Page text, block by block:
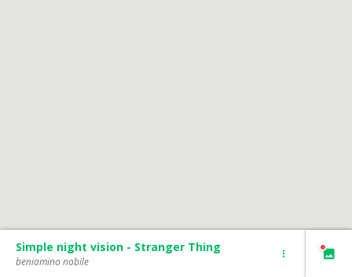
Simple night vision - Stranger Thing
beniamino nobile